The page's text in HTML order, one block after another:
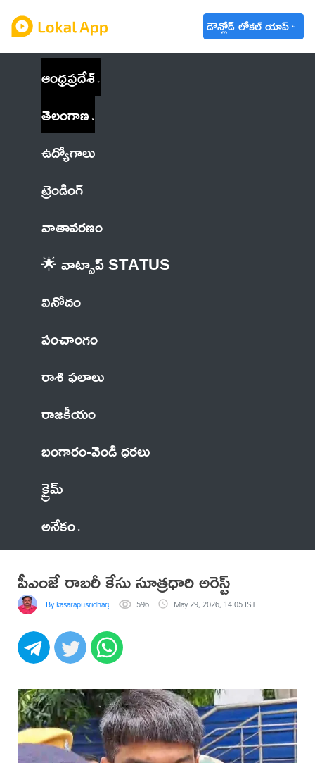
డౌన్లోడ్ లోకల్ యాప్
ఆంధ్రప్రదేశ్
తెలంగాణ
ఉద్యోగాలు
ట్రెండింగ్
వాతావరణం
🌟 వాట్సాప్ STATUS
వినోదం
పంచాంగం
రాశి ఫలాలు
రాజకీయం
బంగారం-వెండి ధరలు
క్రైమ్
అనేకం
పీఎంజే రాబరీ కేసు సూత్రధారి అరెస్ట్
By kasarapusridhargoud 596 May 29, 2026, 14:05 IST